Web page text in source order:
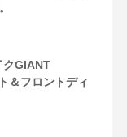
クGIANT
＆フロントディ